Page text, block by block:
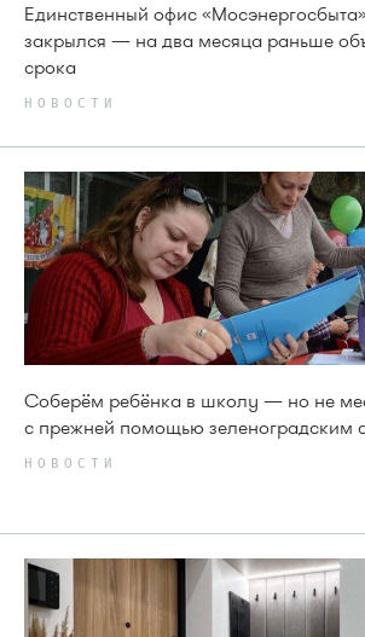
Единственный офис
закрылся — на два месяца раньше
срока
НОВОСТИ
Соберём ребёнка в школу — но не
с прежней помощью зеленоградским
НОВОСТИ